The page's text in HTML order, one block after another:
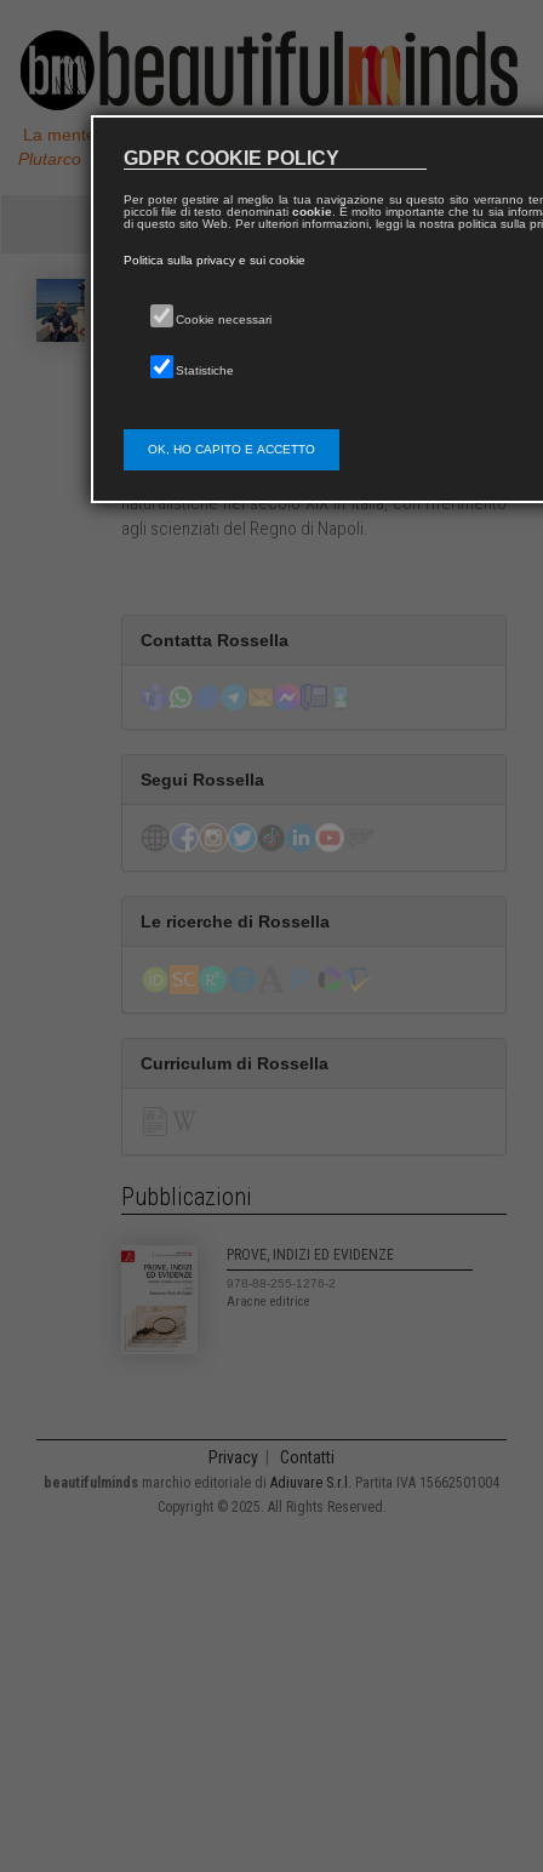
La mente non è un vaso da riempire, ma un fuoco da accendere,
Plutarco
Rossella
Rossella De Ceglie insegna Storia della scienza
Studiosa di Storia dellescienze della vita e delle
teorie evoluzionistiche, ha indirizzato in particolare la
sua attività di ricerca sugli sviluppi delle ricerche
naturalistiche nel secolo XIX in Italia, con riferimento
agli scienziati del Regno di Napoli.
Contatta Rossella
Segui Rossella
Le ricerche di Rossella
Curriculum di Rossella
Pubblicazioni
PROVE, INDIZI ED EVIDENZE
978-88-255-1276-2
Aracne editrice
Privacy Contatti
beautifulminds marchio editoriale di Adiuvare S.r.l. Partita IVA 15662501004
Copyright © 2025. All Rights Reserved.
GDPR COOKIE POLICY
Per poter gestire al meglio la tua navigazione su questo sito verranno
piccoli file di testo denominati cookie. È molto importante che tu sia
di questo sito Web. Per ulteriori informazioni, leggi la nostra politica sulla
Politica sulla privacy e sui cookie
Cookie necessari
Statistiche
OK, HO CAPITO E ACCETTO